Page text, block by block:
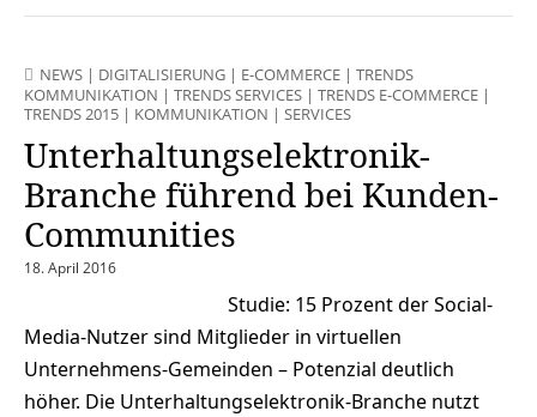
NEWS | DIGITALISIERUNG | E-COMMERCE | TRENDS
KOMMUNIKATION | TRENDS SERVICES | TRENDS E-COMMERCE |
TRENDS 2015 | KOMMUNIKATION | SERVICES
Unterhaltungselektronik-
Branche führend bei Kunden-
Communities
18. April 2016
Studie: 15 Prozent der Social-
Media-Nutzer sind Mitglieder in virtuellen
Unternehmens-Gemeinden – Potenzial deutlich
höher. Die Unterhaltungselektronik-Branche nutzt